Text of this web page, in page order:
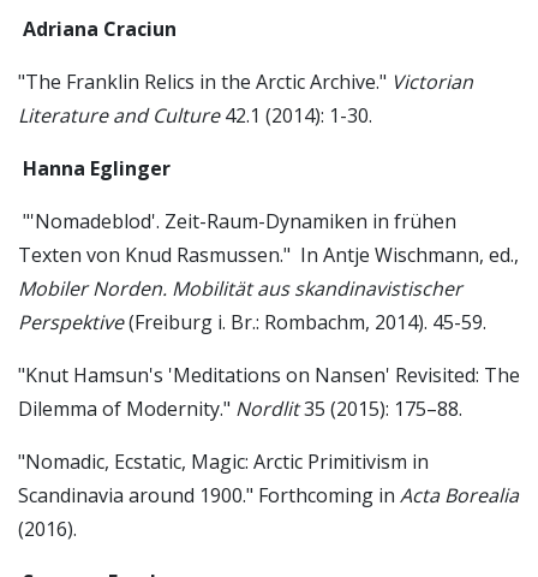
Adriana Craciun
"The Franklin Relics in the Arctic Archive." Victorian
Literature and Culture42.1 (2014): 1-30.
Hanna Eglinger
"'Nomadeblod'. Zeit-Raum-Dynamiken in frühen
Texten von Knud Rasmussen." In Antje Wischmann, ed.,
Mobiler Norden. Mobilität aus skandinavistischer
Perspektive(Freiburg i. Br.: Rombachm, 2014). 45-59.
"Knut Hamsun's 'Meditations on Nansen' Revisited: The
Dilemma of Modernity." Nordlit35 (2015): 175–88.
"Nomadic, Ecstatic, Magic: Arctic Primitivism in
Scandinavia around 1900." Forthcoming in Acta Borealia
(2016).